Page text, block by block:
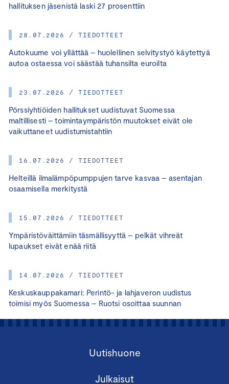
hallituksen jäsenistä laski 27 prosenttiin
28.07.2026 / TIEDOTTEET
Autokuume voi yllättää – huolellinen selvitystyö käytettyä
autoa ostaessa voi säästää tuhansilta euroilta
23.07.2026 / TIEDOTTEET
Pörssiyhtiöiden hallitukset uudistuvat Suomessa
maltillisesti – toimintaympäristön muutokset eivät ole
vaikuttaneet uudistumistahtiin
16.07.2026 / TIEDOTTEET
Helteillä ilmalämpöpumppujen tarve kasvaa – asentajan
osaamisella merkitystä
15.07.2026 / TIEDOTTEET
Ympäristöväittämiin täsmällisyyttä – pelkät vihreät
lupaukset eivät enää riitä
14.07.2026 / TIEDOTTEET
Keskuskauppakamari: Perintö- ja lahjaveron uudistus
toimisi myös Suomessa – Ruotsi osoittaa suunnan
Uutishuone
Julkaisut